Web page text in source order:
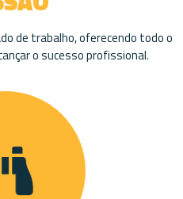
de trabalho, oferecendo todo o
o sucesso profissional.